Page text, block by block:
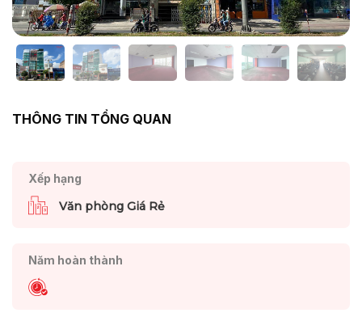
THÔNG TIN TỔNG QUAN
Xếp hạng
Văn phòng Giá Rẻ
Năm hoàn thành